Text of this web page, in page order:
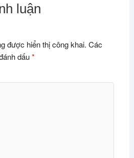
luận
được hiển thị công khai. Các
dấu*